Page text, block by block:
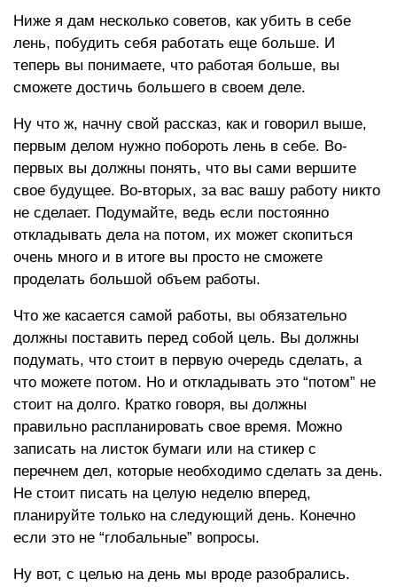
Ниже я дам несколько советов, как убить в себе
лень, побудить себя работать еще больше. И
теперь вы понимаете, что работая больше, вы
сможете достичь большего в своем деле.
Ну что ж, начну свой рассказ, как и говорил выше,
первым делом нужно побороть лень в себе. Во-
первых вы должны понять, что вы сами вершите
свое будущее. Во-вторых, за вас вашу работу никто
не сделает. Подумайте, ведь если постоянно
откладывать дела на потом, их может скопиться
очень много и в итоге вы просто не сможете
проделать большой объем работы.
Что же касается самой работы, вы обязательно
должны поставить перед собой цель. Вы должны
подумать, что стоит в первую очередь сделать, а
что можете потом. Но и откладывать это “потом” не
стоит на долго. Кратко говоря, вы должны
правильно распланировать свое время. Можно
записать на листок бумаги или на стикер с
перечнем дел, которые необходимо сделать за день.
Не стоит писать на целую неделю вперед,
планируйте только на следующий день. Конечно
если это не “глобальные” вопросы.
Ну вот, с целью на день мы вроде разобрались.